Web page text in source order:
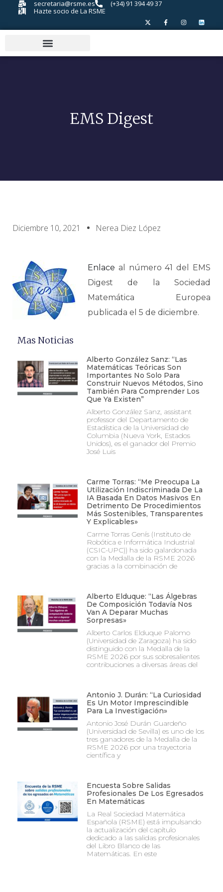
secretaria@rsme.es
(+34) 91 394 49 37
Hazte socio de La RSME
EMS Digest
Diciembre 10, 2021 Nerea Diez López
Enlace al número 41 del EMS
Digest de la Sociedad
Matemática Europea
publicada el 5 de diciembre.
Mas Noticias
Alberto González Sanz: “Las
Matemáticas Teóricas Son
Importantes No Solo Para
Construir Nuevos Métodos, Sino
También Para Comprender Los
Que Ya Existen”
Alberto González Sanz, assistant
professor del Departamento de
Estadística de la Universidad de
Columbia (Nueva York, Estados
Unidos), es el ganador del Premio
José Luis
Carme Torras: “Me Preocupa La
Utilización Indiscriminada De La
IA Basada En Datos Masivos En
Detrimento De Procedimientos
Más Sostenibles, Transparentes
Y Explicables»
Carme Torras Genís (Instituto de
Robótica e Informática Industrial
(CSIC-UPC)) ha sido galardonada
con la Medalla de la RSME 2026
gracias a la combinación de
Alberto Elduque: “Las Álgebras
De Composición Todavía Nos
Van A Deparar Muchas
Sorpresas»
Alberto Carlos Elduque Palomo
(Universidad de Zaragoza) ha sido
distinguido con la Medalla de la
RSME 2026 por sus sobresalientes
contribuciones a diversas áreas del
Antonio J. Durán: “La Curiosidad
Es Un Motor Imprescindible
Para La Investigación»
Antonio José Durán Guardeño
(Universidad de Sevilla) es uno de los
tres ganadores de la Medalla de la
RSME 2026 por una trayectoria
científica y
Encuesta Sobre Salidas
Profesionales De Los Egresados
En Matemáticas
La Real Sociedad Matemática
Española (RSME) está impulsando
la actualización del capítulo
dedicado a las salidas profesionales
del Libro Blanco de las
Matemáticas. En este